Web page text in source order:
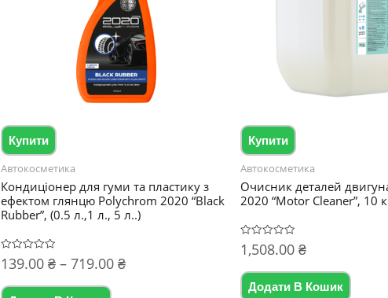
Купити
Автокосметика
Кондиціонер для гуми та пластику з
ефектом глянцю Polychrom 2020 “Black
Rubber”, (0.5 л.,1 л., 5 л..)
Оцінено
в
з
139.00 ₴ – 719.00 ₴Діапазон
Цей
Купити
Автокосметика
Очисник деталей
2020 “Motor Cleaner”, 10
Оцінено
в
з
1,508.00 ₴
Додати В Кошик